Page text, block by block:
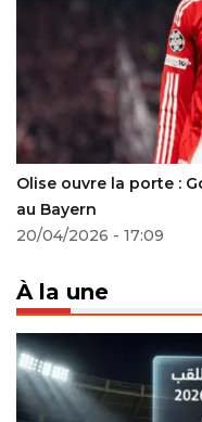
Olise ouvre la porte :
au Bayern
20/04/2026 - 17:09
À la une